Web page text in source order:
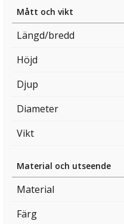
Mått och vikt
Längd/bredd
Höjd
Djup
Diameter
Vikt
Material och utseende
Material
Färg